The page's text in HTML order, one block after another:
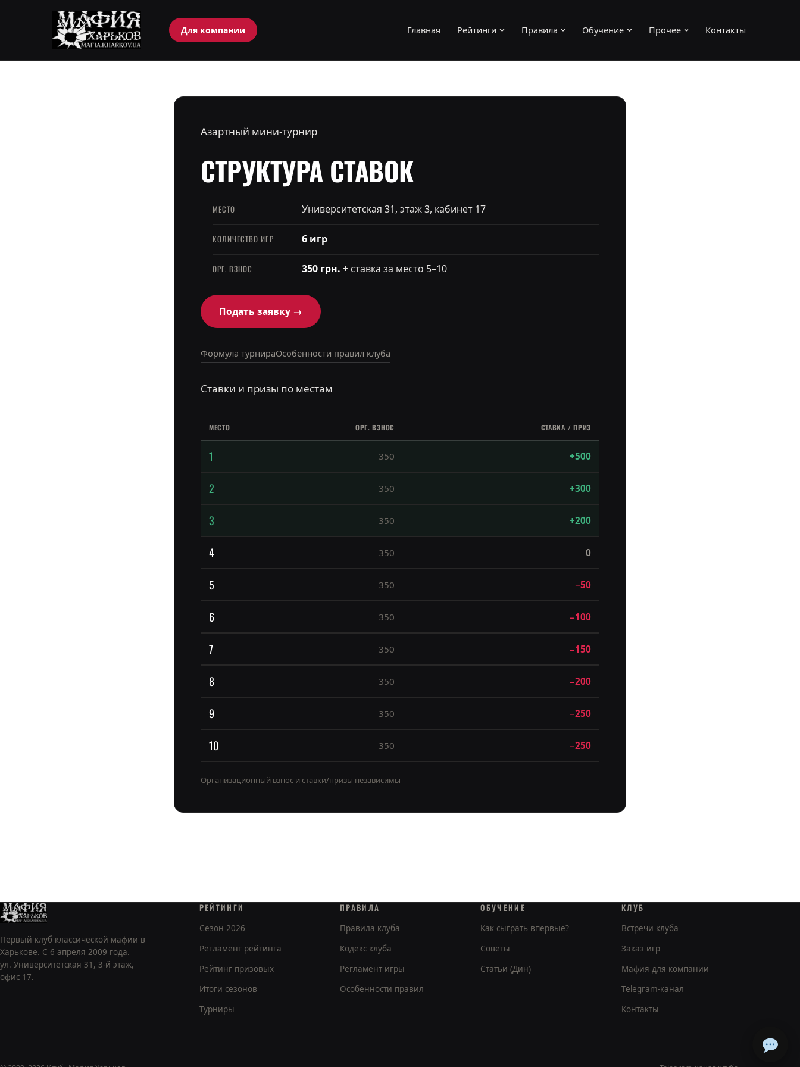
Для компании Главная Рейтинги Правила Обучение Прочее Контакты
Азартный мини-турнир
СТРУКТУРА СТАВОК
МЕСТО Университетская 31, этаж 3, кабинет 17
КОЛИЧЕСТВО ИГР 6 игр
ОРГ. ВЗНОС 350 грн. + ставка за место 5–10
Подать заявку →
Формула турнираОсобенности правил клуба
Ставки и призы по местам
МЕСТО ОРГ. ВЗНОС СТАВКА / ПРИЗ
1 350 +500
2 350 +300
3 350 +200
4 350 0
5 350 −50
6 350 −100
7 350 −150
8 350 −200
9 350 −250
10 350 −250
Организационный взнос и ставки/призы независимы
Первый клуб классической мафии в
Харькове. С 6 апреля 2009 года.
ул. Университетская 31, 3-й этаж,
офис 17.
РЕЙТИНГИ
Сезон 2026
Регламент рейтинга
Рейтинг призовых
Итоги сезонов
Турниры
ПРАВИЛА
Правила клуба
Кодекс клуба
Регламент игры
Особенности правил
ОБУЧЕНИЕ
Как сыграть впервые?
Советы
Статьи (Дин)
КЛУБ
Встречи клуба
Заказ игр
Мафия для компании
Telegram-канал
Контакты